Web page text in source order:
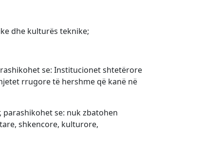
dhe kulturës teknike;
se: Institucionet shtetërore
rrugore të hershme që kanë në
parashikohet se: nuk zbatohen
shkencore, kulturore,